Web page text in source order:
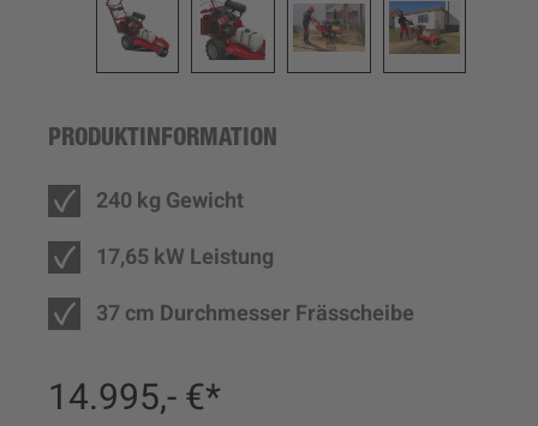
PRODUKTINFORMATION
240 kg Gewicht
17,65 kW Leistung
37 cm Durchmesser Frässcheibe
14.995,- €*